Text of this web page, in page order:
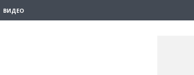
ВИДЕО